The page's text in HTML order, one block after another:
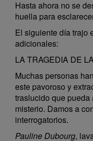
Hasta ahora no se
huella para
El siguiente día trajo
adicionales:
LA TRAGEDIA DE
Muchas personas
este pavoroso y
traslucido que
misterio. Damos a
interrogatorios.
Pauline Dubourg,